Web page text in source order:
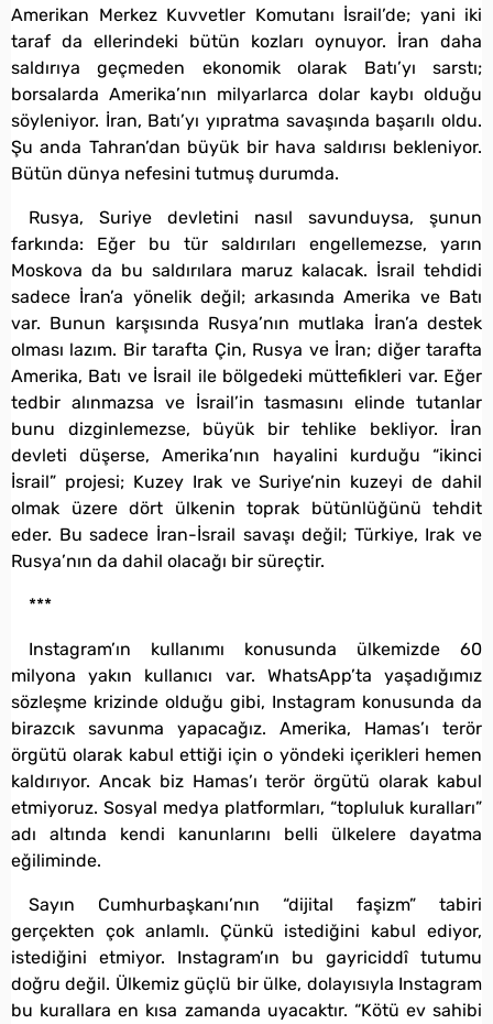
Amerikan Merkez Kuvvetler Komutanı İsrail’de; yani iki
taraf da ellerindeki bütün kozları oynuyor. İran daha
saldırıya geçmeden ekonomik olarak Batı’yı sarstı;
borsalarda Amerika’nın milyarlarca dolar kaybı olduğu
söyleniyor. İran, Batı’yı yıpratma savaşında başarılı oldu.
Şu anda Tahran’dan büyük bir hava saldırısı bekleniyor.
Bütün dünya nefesini tutmuş durumda.
Rusya, Suriye devletini nasıl savunduysa, şunun
farkında: Eğer bu tür saldırıları engellemezse, yarın
Moskova da bu saldırılara maruz kalacak. İsrail tehdidi
sadece İran’a yönelik değil; arkasında Amerika ve Batı
var. Bunun karşısında Rusya’nın mutlaka İran’a destek
olması lazım. Bir tarafta Çin, Rusya ve İran; diğer tarafta
Amerika, Batı ve İsrail ile bölgedeki müttefikleri var. Eğer
tedbir alınmazsa ve İsrail’in tasmasını elinde tutanlar
bunu dizginlemezse, büyük bir tehlike bekliyor. İran
devleti düşerse, Amerika’nın hayalini kurduğu “ikinci
İsrail” projesi; Kuzey Irak ve Suriye’nin kuzeyi de dahil
olmak üzere dört ülkenin toprak bütünlüğünü tehdit
eder. Bu sadece İran-İsrail savaşı değil; Türkiye, Irak ve
Rusya’nın da dahil olacağı bir süreçtir.
***
Instagram’ın kullanımı konusunda ülkemizde 60
milyona yakın kullanıcı var. WhatsApp’ta yaşadığımız
sözleşme krizinde olduğu gibi, Instagram konusunda da
birazcık savunma yapacağız. Amerika, Hamas’ı terör
örgütü olarak kabul ettiği için o yöndeki içerikleri hemen
kaldırıyor. Ancak biz Hamas’ı terör örgütü olarak kabul
etmiyoruz. Sosyal medya platformları, “topluluk kuralları”
adı altında kendi kanunlarını belli ülkelere dayatma
eğiliminde.
Sayın Cumhurbaşkanı’nın “dijital faşizm” tabiri
gerçekten çok anlamlı. Çünkü istediğini kabul ediyor,
istediğini etmiyor. Instagram’ın bu gayriciddî tutumu
doğru değil. Ülkemiz güçlü bir ülke, dolayısıyla Instagram
bu kurallara en kısa zamanda uyacaktır. “Kötü ev sahibi